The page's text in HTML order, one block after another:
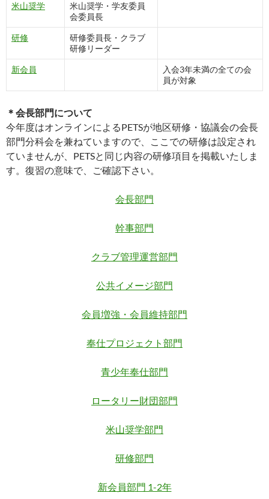
米山奨学
米山奨学・学友委員
会委員長
研修
研修委員長・クラブ
研修リーダー
新会員
入会3年未満の全ての会
員が対象
＊会長部門について
今年度はオンラインによるPETSが地区研修・協議会の会長
部門分科会を兼ねていますので、ここでの研修は設定され
ていませんが、PETSと同じ内容の研修項目を掲載いたしま
す。復習の意味で、ご確認下さい。
会長部門
幹事部門
クラブ管理運営部門
公共イメージ部門
会員増強・会員維持部門
奉仕プロジェクト部門
青少年奉仕部門
ロータリー財団部門
米山奨学部門
研修部門
新会員部門 1-2年